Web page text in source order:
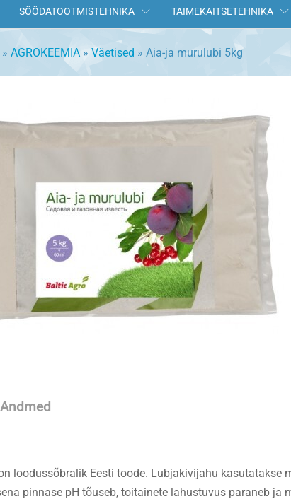
SÖÖDATOOTMISTEHNIKA TAIMEKAITSETEHNIKA
» AGROKEEMIA » Väetised » Aia-ja murulubi 5kg
Andmed
loodussõbralik Eesti toode. Lubjakivijahu
pinnase pH tõuseb, toitainete lahustuvus paraneb